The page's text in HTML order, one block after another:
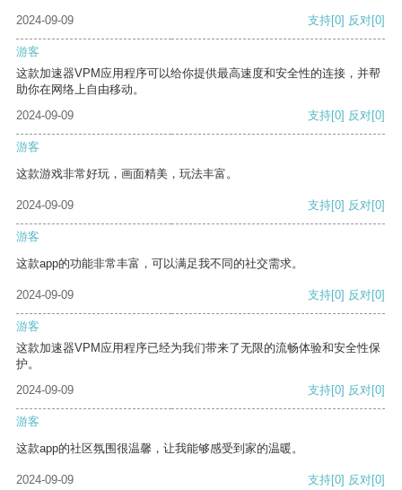
2024-09-09 支持[0] 反对[0]
游客
这款加速器VPM应用程序可以给你提供最高速度和安全性的连接，并帮
助你在网络上自由移动。
2024-09-09
支持[0] 反对[0]
游客
这款游戏非常好玩，画面精美，玩法丰富。
2024-09-09 支持[0] 反对[0]
游客
这款app的功能非常丰富，可以满足我不同的社交需求。
2024-09-09 支持[0] 反对[0]
游客
这款加速器VPM应用程序已经为我们带来了无限的流畅体验和安全性保
护。
2024-09-09
支持[0] 反对[0]
游客
这款app的社区氛围很温馨，让我能够感受到家的温暖。
2024-09-09 支持[0] 反对[0]